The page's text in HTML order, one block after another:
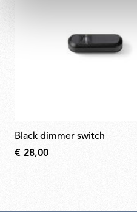
black dimmer switch
€ 28,00